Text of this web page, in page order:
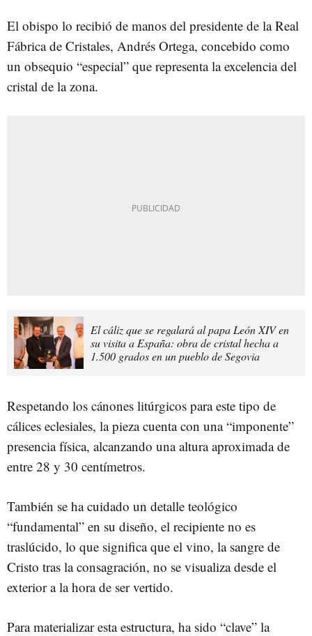
El obispo lo recibió de manos del presidente de la Real
Fábrica de Cristales, Andrés Ortega, concebido como
un obsequio “especial” que representa la excelencia del
cristal de la zona.
El cáliz que se regalará al papa León XIV en
su visita a España: obra de cristal hecha a
1.500 grados en un pueblo de Segovia
Respetando los cánones litúrgicos para este tipo de
cálices eclesiales, la pieza cuenta con una “imponente”
presencia física, alcanzando una altura aproximada de
entre 28 y 30 centímetros.
También se ha cuidado un detalle teológico
“fundamental” en su diseño, el recipiente no es
traslúcido, lo que significa que el vino, la sangre de
Cristo tras la consagración, no se visualiza desde el
exterior a la hora de ser vertido.
Para materializar esta estructura, ha sido “clave” la